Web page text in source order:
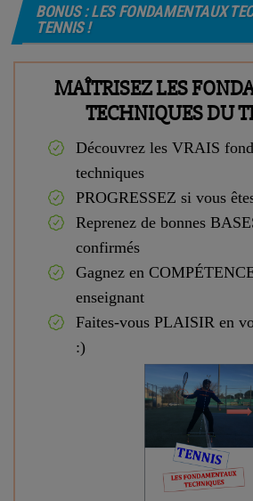
BONUS : LES FONDAMENTAUX
TENNIS !